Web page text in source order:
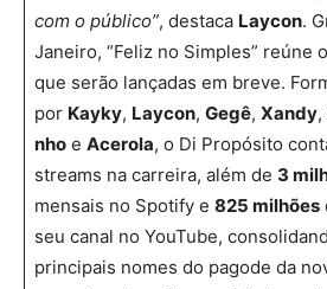
com o público”, destaca Laycon.
Janeiro, “Feliz no Simples” reúne
que serão lançadas em breve.
por Kayky, Laycon, Gegê, Xandy,
nho e Acerola, o Di Propósito
streams na carreira, além de 3
mensais no Spotify e 825 milhões
seu canal no YouTube,
principais nomes do pagode da